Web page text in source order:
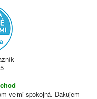
veľmi spokojná. Ďakujem